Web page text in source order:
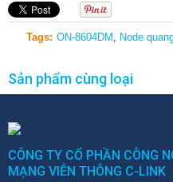
Tags: ON-8604DM , Node
Sản phẩm cùng loại
CÔNG TY CỔ PHẦN CÔNG
MẠNG VIỄN THÔNG C-LINK